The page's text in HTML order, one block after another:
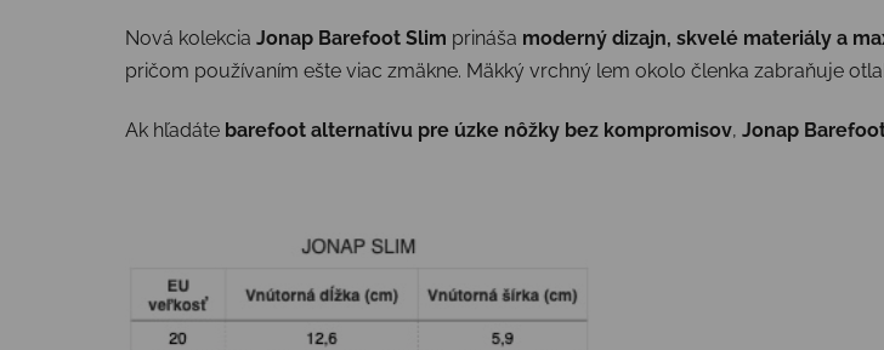
Nová kolekcia Jonap Barefoot Slim prináša moderný dizajn, skvelé materiály a
pričom používaním ešte viac zmäkne. Mäkký vrchný lem okolo členka zabraňuje
Ak hľadáte barefoot alternatívu pre úzke nôžky bez kompromisov, Jonap